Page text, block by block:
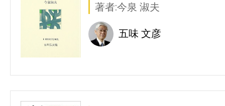
著者:今泉 淑夫
五味 文彦